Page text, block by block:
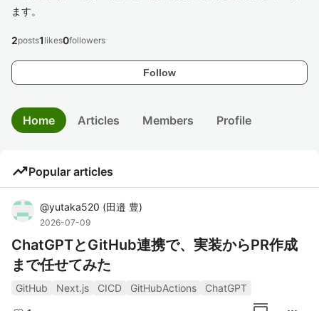
ます。
Follow
2posts1 likes0followers
Home Articles Members Profile
trending_upPopular articles
@yutaka520 (田邉 豊)
2026-07-09
ChatGPTとGitHub連携で、実装からPR作成
まで任せてみた
GitHub Next.js CICD GitHubActions ChatGPT